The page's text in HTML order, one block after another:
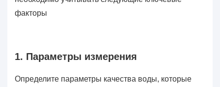
факторы
1. Параметры измерения
Определите параметры качества воды, которые